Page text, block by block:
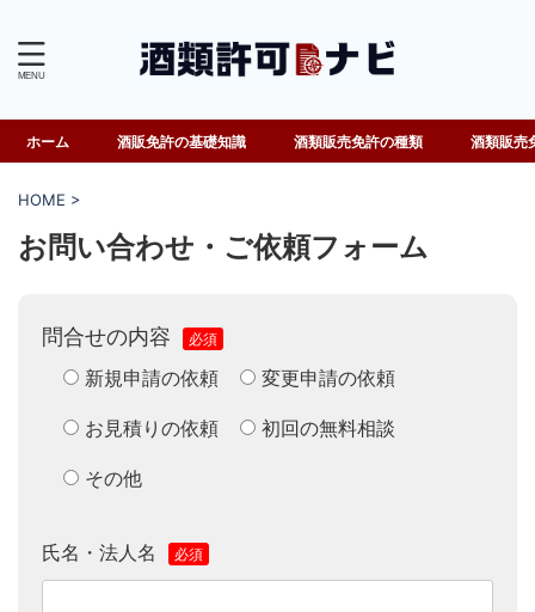
ホーム 酒販免許の基礎知識 酒類販売免許の種類 酒類販売
HOME >
お問い合わせ・ご依頼フォーム
問合せの内容 必須
新規申請の依頼 変更申請の依頼
お見積りの依頼 初回の無料相談
その他
氏名・法人名 必須